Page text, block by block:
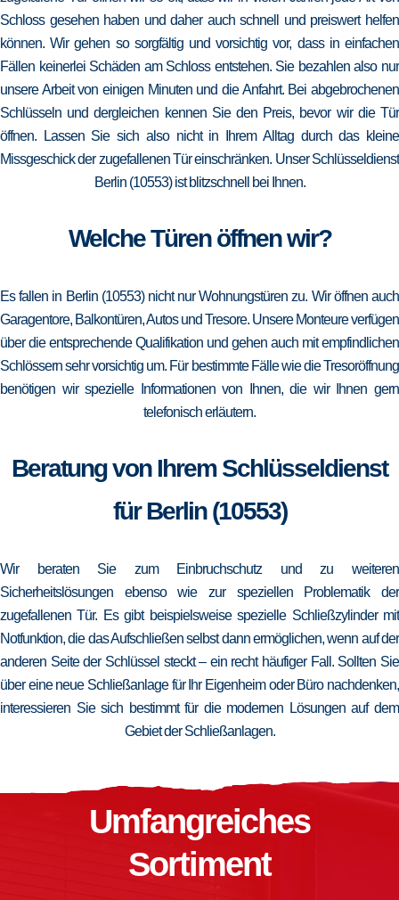
Schloss gesehen haben und daher auch schnell und preiswert helfen
können. Wir gehen so sorgfältig und vorsichtig vor, dass in einfachen
Fällen keinerlei Schäden am Schloss entstehen. Sie bezahlen also nur
unsere Arbeit von einigen Minuten und die Anfahrt. Bei abgebrochenen
Schlüsseln und dergleichen kennen Sie den Preis, bevor wir die Tür
öffnen. Lassen Sie sich also nicht in Ihrem Alltag durch das kleine
Missgeschick der zugefallenen Tür einschränken. Unser Schlüsseldienst
Berlin (10553) ist blitzschnell bei Ihnen.
Welche Türen öffnen wir?
Es fallen in Berlin (10553) nicht nur Wohnungstüren zu. Wir öffnen auch
Garagentore, Balkontüren, Autos und Tresore. Unsere Monteure verfügen
über die entsprechende Qualifikation und gehen auch mit empfindlichen
Schlössern sehr vorsichtig um. Für bestimmte Fälle wie die Tresoröffnung
benötigen wir spezielle Informationen von Ihnen, die wir Ihnen gern
telefonisch erläutern.
Beratung von Ihrem Schlüsseldienst
für Berlin (10553)
Wir beraten Sie zum Einbruchschutz und zu weiteren
Sicherheitslösungen ebenso wie zur speziellen Problematik der
zugefallenen Tür. Es gibt beispielsweise spezielle Schließzylinder mit
Notfunktion, die das Aufschließen selbst dann ermöglichen, wenn auf der
anderen Seite der Schlüssel steckt – ein recht häufiger Fall. Sollten Sie
über eine neue Schließanlage für Ihr Eigenheim oder Büro nachdenken,
interessieren Sie sich bestimmt für die modernen Lösungen auf dem
Gebiet der Schließanlagen.
Umfangreiches
Sortiment